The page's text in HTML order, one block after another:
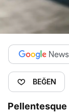
BEĞEN
Pellentesque